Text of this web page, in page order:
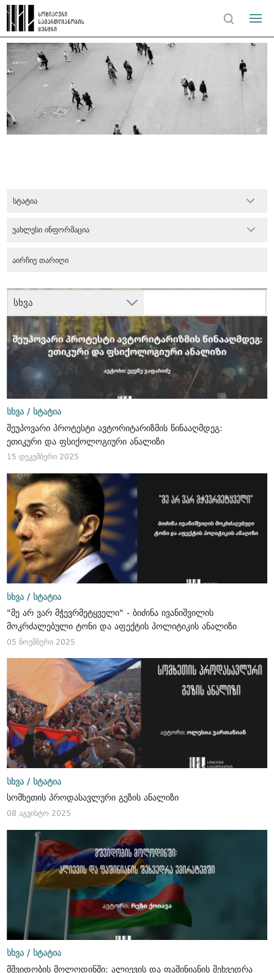
სტატია
სხვა
უახლესი ინფორმაცია
სხვა / სტატია
შეუპოვარი პროტესტი ავტორიტარიზმის წინააღმდეგ:
ეთიკური და ფსიქოლოგიური ანალიზი
15 დეკემბერი 2025
სხვა / სტატია
"მე არ ვარ მჭევრმეტყველი" - ბიძინა ივანიშვილის
მოკრძალებული ტონი და აფექტის პოლიტიკის ანალიზი
05 ნოემბერი 2025
სხვა / სტატია
სომხეთის პროდასავლური გეზის ანალიზი
08 აგვისტო 2025
სხვა / სტატია
მშვიდობის მოლოდინში: ალიევის და ფაშინიანის შეხვედრა